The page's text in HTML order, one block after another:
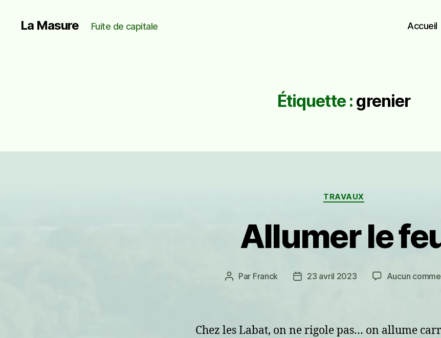
La Masure Fuite de capitale Accueil
Étiquette : grenier
Catégories
TRAVAUX
Allumer le
Auteur
Par Franck
Date23 avril 2023 Aucun
Chez les Labat, on ne rigole pas… on allume